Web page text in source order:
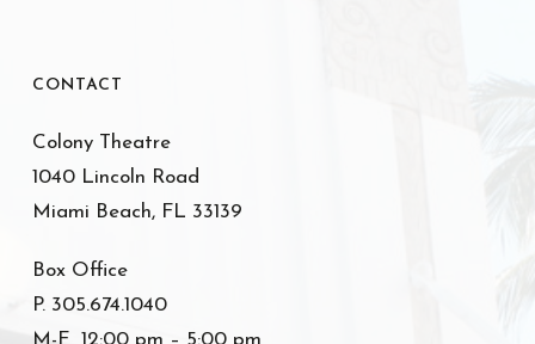
CONTACT
Colony Theatre
1040 Lincoln Road
Miami Beach, FL 33139
Box Office
P. 305.674.1040
M-F 12:00 pm – 5:00 pm